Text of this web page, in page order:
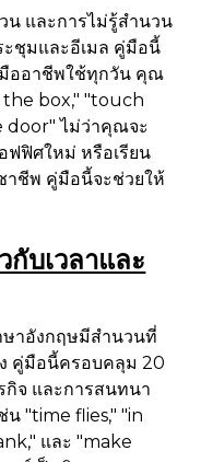
น และการไม่รู้สำนวน
ชุมและอีเมล คู่มือนี้
ออาชีพใช้ทุกวัน คุณ
the box," "touch
door" ไม่ว่าคุณจะ
ฟฟิศใหม่ หรือเรียน
าชีพ คู่มือนี้จะช่วยให้
บเวลาและ
ษาอังกฤษมีสำนวนที่
คู่มือนี้ครอบคลุม 20
กิจ และการสนทนา
"time flies," "in
และ "make